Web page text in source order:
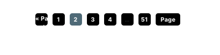
« Page
précédente
1 2 3 4 … 51
Page
suivante »